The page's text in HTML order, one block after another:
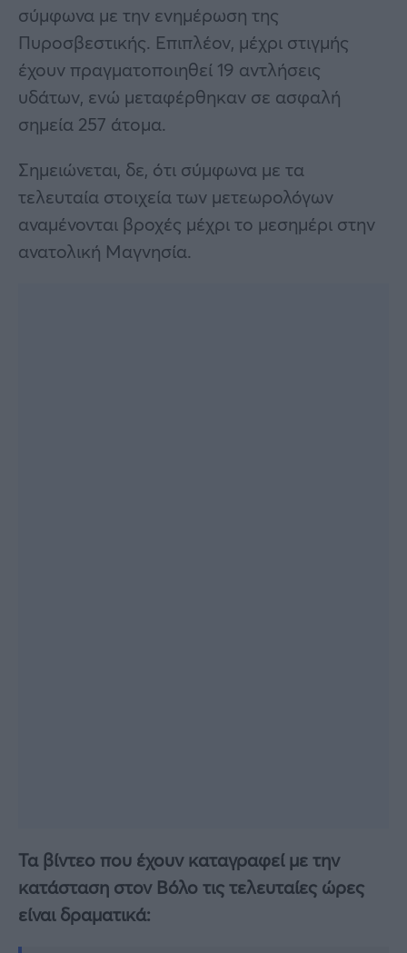
σύμφωνα με την ενημέρωση της
Πυροσβεστικής. Επιπλέον, μέχρι στιγμής
έχουν πραγματοποιηθεί 19 αντλήσεις
υδάτων, ενώ μεταφέρθηκαν σε ασφαλή
σημεία 257 άτομα.
Σημειώνεται, δε, ότι σύμφωνα με τα
τελευταία στοιχεία των μετεωρολόγων
αναμένονται βροχές μέχρι το μεσημέρι στην
ανατολική Μαγνησία.
Τα βίντεο που έχουν καταγραφεί με την
κατάσταση στον Βόλο τις τελευταίες ώρες
είναι δραματικά: